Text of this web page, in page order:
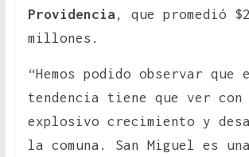
Providencia , que promedió
millones.
“Hemos podido observar que
tendencia tiene que ver con
explosivo crecimiento y
la comuna. San Miguel es